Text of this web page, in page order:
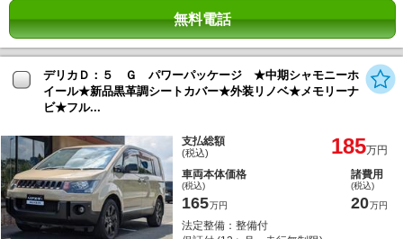
無料電話
デリカＤ：５ Ｇ パワーパッケージ ★中期シャモニーホ
イール★新品黒革調シートカバー★外装リノベ★メモリーナ
ビ★フル...
支払総額
(税込) 185万円
車両本体価格
(税込)
165万円
諸費用
(税込)
20万円
法定整備：整備付